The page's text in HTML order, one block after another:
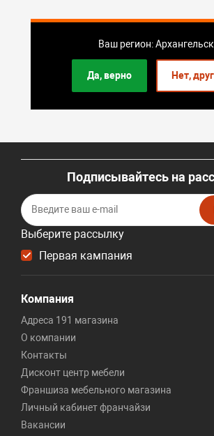
Ваш регион: Архангельск
Да, верно Нет,
Подписывайтесь на
Выберите рассылку
Первая кампания
Компания
Адреса 191 магазина
О компании
Контакты
Дисконт центр мебели
Франшиза мебельного магазина
Личный кабинет франчайзи
Вакансии